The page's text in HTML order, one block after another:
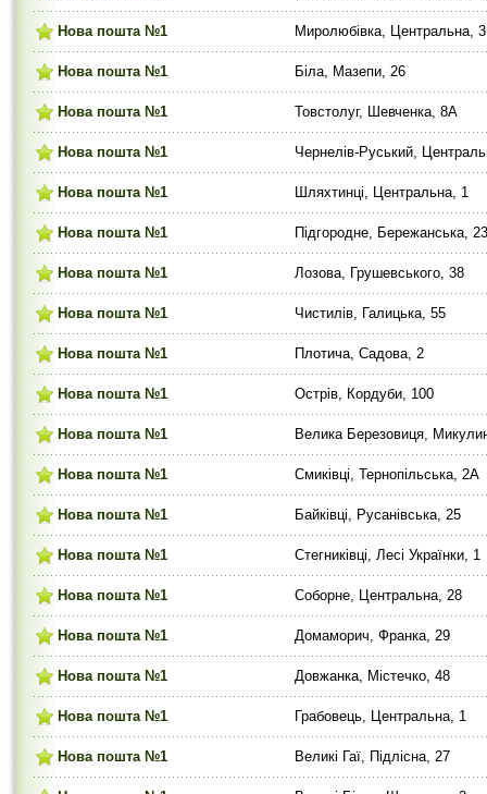
Нова пошта №1 Миролюбівка, Центральна, 3
Нова пошта №1 Біла, Мазепи, 26
Нова пошта №1 Товстолуг, Шевченка, 8А
Нова пошта №1 Чернелів-Руський,
Нова пошта №1 Шляхтинці, Центральна, 1
Нова пошта №1 Підгородне, Бережанська,
Нова пошта №1 Лозова, Грушевського, 38
Нова пошта №1 Чистилів, Галицька, 55
Нова пошта №1 Плотича, Садова, 2
Нова пошта №1 Острів, Кордуби, 100
Нова пошта №1 Велика Березовиця,
Нова пошта №1 Смиківці, Тернопільська, 2А
Нова пошта №1 Байківці, Русанівська, 25
Нова пошта №1 Стегниківці, Лесі Українки, 1
Нова пошта №1 Соборне, Центральна, 28
Нова пошта №1 Домаморич, Франка, 29
Нова пошта №1 Довжанка, Містечко, 48
Нова пошта №1 Грабовець, Центральна, 1
Нова пошта №1 Великі Гаї, Підлісна, 27